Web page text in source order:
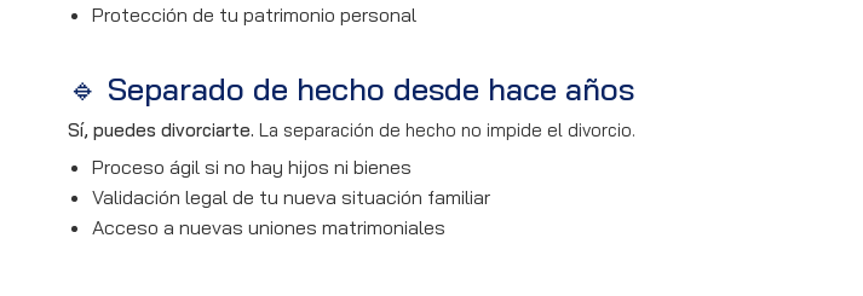
Protección de tu patrimonio personal
🔹 Separado de hecho desde hace años
Sí, puedes divorciarte. La separación de hecho no impide el divorcio.
Proceso ágil si no hay hijos ni bienes
Validación legal de tu nueva situación familiar
Acceso a nuevas uniones matrimoniales